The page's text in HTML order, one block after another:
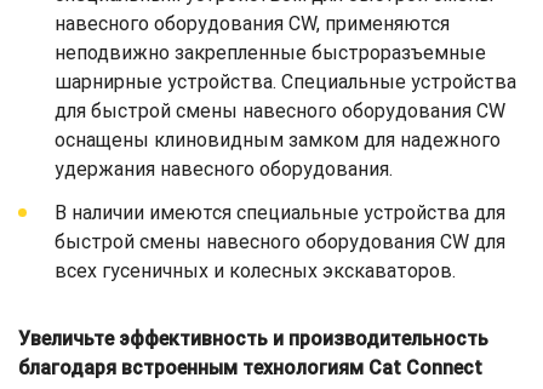
навесного оборудования CW, применяются
неподвижно закрепленные быстроразъемные
шарнирные устройства. Специальные устройства
для быстрой смены навесного оборудования CW
оснащены клиновидным замком для надежного
удержания навесного оборудования.
В наличии имеются специальные устройства для
быстрой смены навесного оборудования CW для
всех гусеничных и колесных экскаваторов.
Увеличьте эффективность и производительность
благодаря встроенным технологиям Cat Connect